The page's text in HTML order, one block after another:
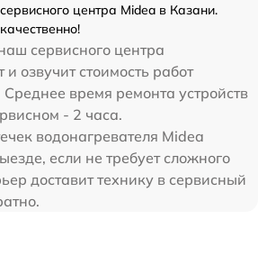
центра Midea в Казани.
сервисного центра
и озвучит стоимость работ
Среднее время ремонта устройств
- 2 часа.
водонагревателя Midea
если не требует сложного
доставит технику в сервисный